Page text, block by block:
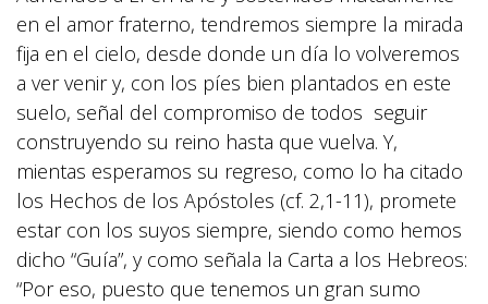
en el amor fraterno, tendremos siempre la mirada
fija en el cielo, desde donde un día lo volveremos
a ver venir y, con los píes bien plantados en este
suelo, señal del compromiso de todos seguir
construyendo su reino hasta que vuelva. Y,
mientas esperamos su regreso, como lo ha citado
los Hechos de los Apóstoles (cf. 2,1-11), promete
estar con los suyos siempre, siendo como hemos
dicho “Guía”, y como señala la Carta a los Hebreos:
“Por eso, puesto que tenemos un gran sumo